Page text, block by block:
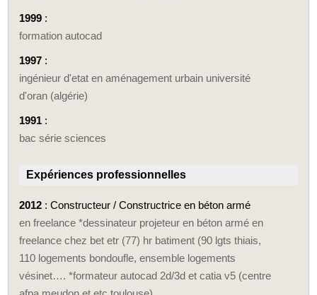
1999 :
formation autocad
1997 :
ingénieur d'etat en aménagement urbain université
d'oran (algérie)
1991 :
bac série sciences
Expériences professionnelles
2012 : Constructeur / Constructrice en béton armé
en freelance *dessinateur projeteur en béton armé en
freelance chez bet etr (77) hr batiment (90 lgts thiais,
110 logements bondoufle, ensemble logements
vésinet…. *formateur autocad 2d/3d et catia v5 (centre